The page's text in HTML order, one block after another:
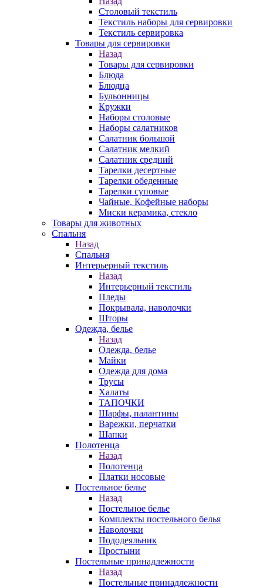
Столовый текстиль
Текстиль наборы для сервировки
Текстиль сервировка
Товары для сервировки
Назад
Товары для сервировки
Блюда
Блюдца
Бульонницы
Кружки
Наборы столовые
Наборы салатников
Салатник большой
Салатник мелкий
Салатник средний
Тарелки десертные
Тарелки обеденные
Тарелки суповые
Чайные, Кофейные наборы
Миски керамика, стекло
Товары для животных
Спальня
Назад
Спальня
Интерьерный текстиль
Назад
Интерьерный текстиль
Пледы
Покрывала, наволочки
Шторы
Одежда, белье
Назад
Одежда, белье
Майки
Одежда для дома
Трусы
Халаты
ТАПОЧКИ
Шарфы, палантины
Варежки, перчатки
Шапки
Полотенца
Назад
Полотенца
Платки носовые
Постельное белье
Назад
Постельное белье
Комплекты постельного белья
Наволочки
Пододеяльник
Простыни
Постельные принадлежности
Назад
Постельные принадлежности